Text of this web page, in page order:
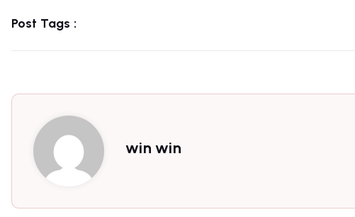
Post Tags :
win win